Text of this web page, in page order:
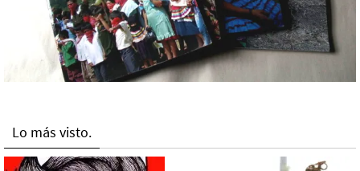
Lo más visto.